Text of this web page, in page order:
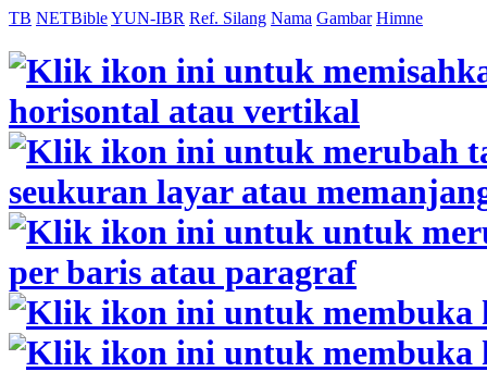
TB NETBibleYUN-IBR Ref. Silang Nama Gambar Himne